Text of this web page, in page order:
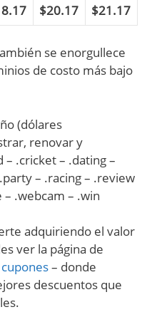
$20.17 $21.17
se enorgullece
de costo más bajo
(dólares
renovar y
.cricket – .dating –
– .racing – .review
.webcam – .win
adquiriendo el valor
ver la página de
– donde
descuentos que